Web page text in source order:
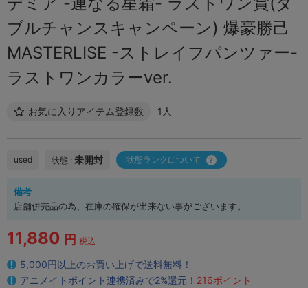
ブルチャンスキャンペーン) 爆豪勝己
MASTERLISE -ストレイフパンツァー-
ラストワンカラーver.
お気に入りアイテム登録数 1人
used 状態 : 未開封 状態ランクについて
備考
店舗併売品の為、在庫の確保が出来ない事がございます。
11,880 円 税込
5,000円以上のお買い上げで送料無料！
アニメイトポイント連携済みで2%還元！ 216ポイント